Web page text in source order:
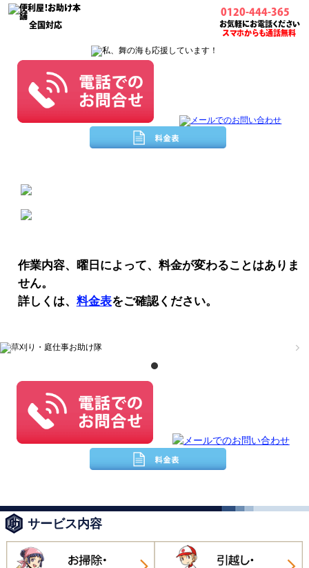
全国対応
0120-444-365
お気軽にお電話ください
スマホからも通話無料
作業内容、曜日によって、料金が変わることはありま
せん。
詳しくは、 料金表をご確認ください。
サービス内容